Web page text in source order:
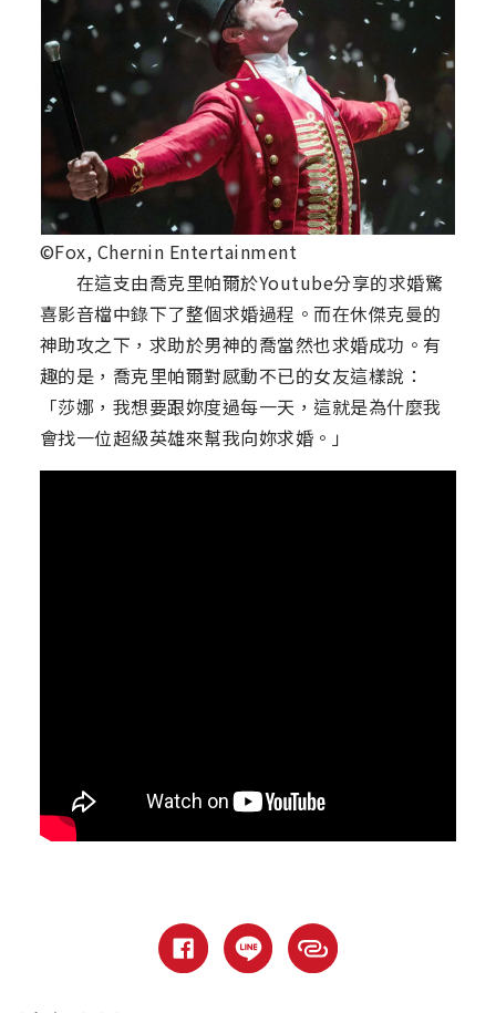
©Fox, Chernin Entertainment
在這支由喬克里帕爾於Youtube分享的求婚驚
喜影音檔中錄下了整個求婚過程。而在休傑克曼的
神助攻之下，求助於男神的喬當然也求婚成功。有
趣的是，喬克里帕爾對感動不已的女友這樣說：
「莎娜，我想要跟妳度過每一天，這就是為什麼我
會找一位超級英雄來幫我向妳求婚。」